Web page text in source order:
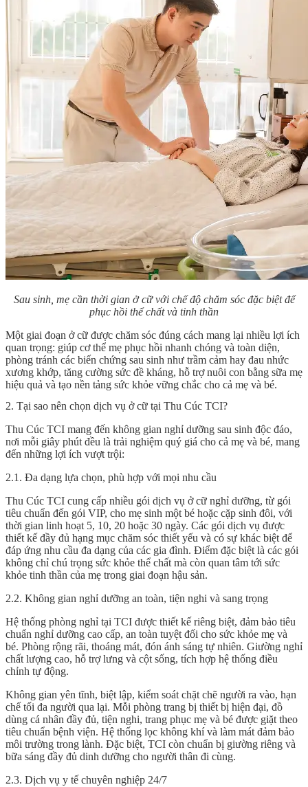
Sau sinh, mẹ cần thời gian ở cữ với chế độ chăm sóc đặc biệt để
phục hồi thể chất và tinh thần
Một giai đoạn ở cữ được chăm sóc đúng cách mang lại nhiều lợi ích
quan trọng: giúp cơ thể mẹ phục hồi nhanh chóng và toàn diện,
phòng tránh các biến chứng sau sinh như trầm cảm hay đau nhức
xương khớp, tăng cường sức đề kháng, hỗ trợ nuôi con bằng sữa mẹ
hiệu quả và tạo nền tảng sức khỏe vững chắc cho cả mẹ và bé.
2. Tại sao nên chọn dịch vụ ở cữ tại Thu Cúc TCI?
Thu Cúc TCI mang đến không gian nghỉ dưỡng sau sinh độc đáo,
nơi mỗi giây phút đều là trải nghiệm quý giá cho cả mẹ và bé, mang
đến những lợi ích vượt trội:
2.1. Đa dạng lựa chọn, phù hợp với mọi nhu cầu
Thu Cúc TCI cung cấp nhiều gói dịch vụ ở cữ nghỉ dưỡng, từ gói
tiêu chuẩn đến gói VIP, cho mẹ sinh một bé hoặc cặp sinh đôi, với
thời gian linh hoạt 5, 10, 20 hoặc 30 ngày. Các gói dịch vụ được
thiết kế đầy đủ hạng mục chăm sóc thiết yếu và có sự khác biệt để
đáp ứng nhu cầu đa dạng của các gia đình. Điểm đặc biệt là các gói
không chỉ chú trọng sức khỏe thể chất mà còn quan tâm tới sức
khỏe tinh thần của mẹ trong giai đoạn hậu sản.
2.2. Không gian nghỉ dưỡng an toàn, tiện nghi và sang trọng
Hệ thống phòng nghỉ tại TCI được thiết kế riêng biệt, đảm bảo tiêu
chuẩn nghỉ dưỡng cao cấp, an toàn tuyệt đối cho sức khỏe mẹ và
bé. Phòng rộng rãi, thoáng mát, đón ánh sáng tự nhiên. Giường nghỉ
chất lượng cao, hỗ trợ lưng và cột sống, tích hợp hệ thống điều
chỉnh tự động.
Không gian yên tĩnh, biệt lập, kiểm soát chặt chẽ người ra vào, hạn
chế tối đa người qua lại. Mỗi phòng trang bị thiết bị hiện đại, đồ
dùng cá nhân đầy đủ, tiện nghi, trang phục mẹ và bé được giặt theo
tiêu chuẩn bệnh viện. Hệ thống lọc không khí và làm mát đảm bảo
môi trường trong lành. Đặc biệt, TCI còn chuẩn bị giường riêng và
bữa sáng đầy đủ dinh dưỡng cho người thân đi cùng.
2.3. Dịch vụ y tế chuyên nghiệp 24/7